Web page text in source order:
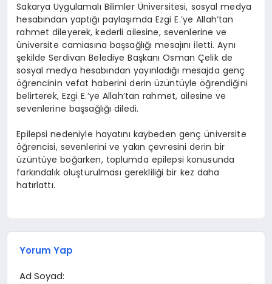
Sakarya Uygulamalı Bilimler Üniversitesi, sosyal medya
hesabından yaptığı paylaşımda Ezgi E.’ye Allah’tan
rahmet dileyerek, kederli ailesine, sevenlerine ve
üniversite camiasına başsağlığı mesajını iletti. Aynı
şekilde Serdivan Belediye Başkanı Osman Çelik de
sosyal medya hesabından yayınladığı mesajda genç
öğrencinin vefat haberini derin üzüntüyle öğrendiğini
belirterek, Ezgi E.’ye Allah’tan rahmet, ailesine ve
sevenlerine başsağlığı diledi.
Epilepsi nedeniyle hayatını kaybeden genç üniversite
öğrencisi, sevenlerini ve yakın çevresini derin bir
üzüntüye boğarken, toplumda epilepsi konusunda
farkındalık oluşturulması gerekliliği bir kez daha
hatırlattı.
Yorum Yap
Ad Soyad: